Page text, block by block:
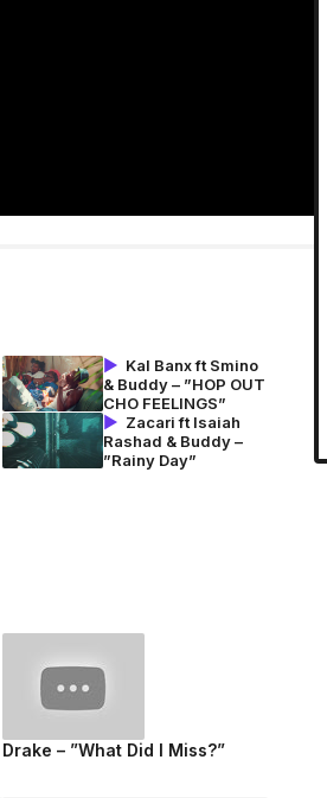
Kal Banx ft Smino
& Buddy – ”HOP OUT
CHO FEELINGS”
Zacari ft Isaiah
Rashad & Buddy –
”Rainy Day”
Drake – ”What Did I Miss?”